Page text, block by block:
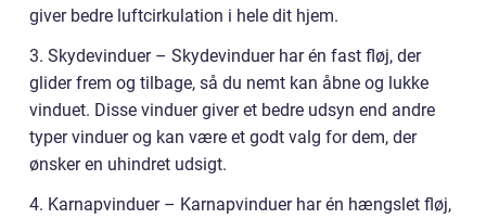
giver bedre luftcirkulation i hele dit hjem.
3. Skydevinduer – Skydevinduer har én fast fløj, der
glider frem og tilbage, så du nemt kan åbne og lukke
vinduet. Disse vinduer giver et bedre udsyn end andre
typer vinduer og kan være et godt valg for dem, der
ønsker en uhindret udsigt.
4. Karnapvinduer – Karnapvinduer har én hængslet fløj,